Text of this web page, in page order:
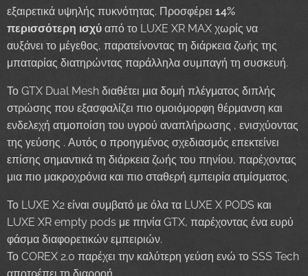
εξαιρετικά υψηλής πυκνότητας. Προσφέρει 14%
περισσότερη ισχύ από το LUXE XR MAX χωρίς να
αυξάνει το μέγεθος, παρατείνοντας τη διάρκεια ζωής της
μπαταρίας διατηρώντας παράλληλα συμπαγή τη συσκευή.
Το GTX Dual Mesh διαθέτει μια δομή πλέγματος διπλής
στρώσης που εξασφαλίζει πιο ομοιόμορφη θέρμανση και
ενδελεχή ατμοποίση του υγρού αναπλήρωσης , ενισχύοντας
της γεύσης . Αυτός ο προηγμένος σχεδιασμός επεκτείνει
επίσης σημαντικά τη διάρκεια ζωής του πηνίου, παρέχοντας
μια πιο μακροχρόνια και πιο σταθερή εμπειρία ατμίσματος.
Το LUXE X2 είναι συμβατό με όλα τα LUXE X PODS και
LUXE XR empty pods με πηνία GTX, παρέχοντας ένα ευρύ
φάσμα διαφορετικών εμπειριών.
Το COREX 2.0 παρέχει την καλύτερη γεύση ενώ το SSS Tech